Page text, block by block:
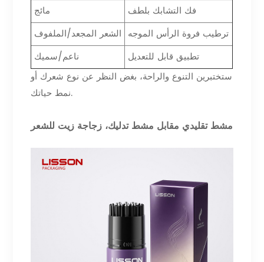
مائج
فك التشابك بلطف
الشعر المجعد/الملفوف ترطيب فروة الرأس الموجه
ناعم/سميك
تطبيق قابل للتعديل
ستختبرين التنوع والراحة، بغض النظر عن نوع شعرك أو
نمط حياتك.
مشط تقليدي مقابل مشط تدليك، زجاجة زيت للشعر